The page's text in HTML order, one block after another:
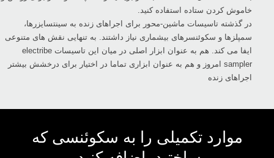
خاموش کردن ستاده استفاده کنید.‏ ‎
در گذشته تاسیسات ماشین-محور برای اجراهای زنده به سینتسایزرها،
سمپلزها و سکوئنسرهای بیشماری نیاز ‏داشتند. به تنهایی نقش های متنوعی
ایفا می کند. هم به عنوان ابزار اصلی در میان این تاسیسات ‏electribe
‎sampler‏ امروز و هم به عنوان ابزاری تماما در اختیار برای درخشش بیشتر
اجراهای زنده‏
موارد تکمیلی را به سکوئنسی که